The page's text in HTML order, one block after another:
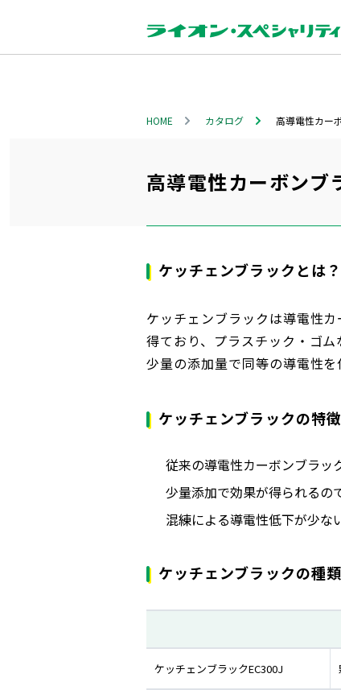
HOME カタログ 高導電性カー
高導電性カーボンブ
ケッチェンブラックとは？
ケッチェンブラックは導電性
得ており、プラスチック・ゴ
少量の添加量で同等の導電性
ケッチェンブラックの特徴
従来の導電性カーボンブラ
少量添加で効果が得られるの
混練による導電性低下が少な
ケッチェンブラックの種
ケッチェンブラックEC300J